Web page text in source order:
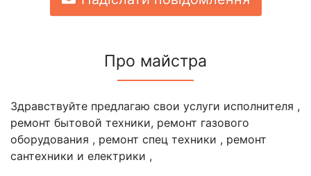
Про майстра
Здравствуйте предлагаю свои услуги исполнителя ,
ремонт бытовой техники, ремонт газового
оборудования , ремонт спец техники , ремонт
сантехники и електрики ,